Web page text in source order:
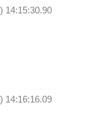
14:15:30.90
14:16:16.09